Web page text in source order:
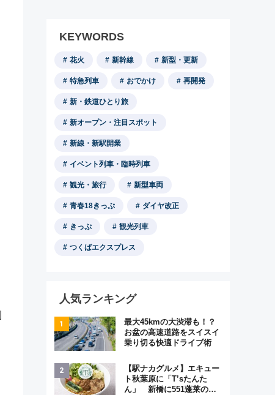
KEYWORDS
花火 新幹線 新型・更新
特急列車 おでかけ 再開発
新・鉄道ひとり旅
新オープン・注目スポット
新線・新駅開業
イベント列車・臨時列車
観光・旅行 新型車両
青春18きっぷ ダイヤ改正
きっぷ 観光列車
つくばエクスプレス
人気ランキング
最大45kmの大渋滞も！？
お盆の高速道路をスイスイ
乗り切る快適ドライブ術
【駅ナカグルメ】エキュー
ト秋葉原に「T’sたんた
ん」 新橋に551蓬莱の